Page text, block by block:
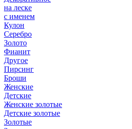
на леске
с именем
Кулон
Серебро
Золото
Фианит
Другое
Пирсинг
Броши
Женские
Детские
Женские золотые
Детские золотые
Золотые